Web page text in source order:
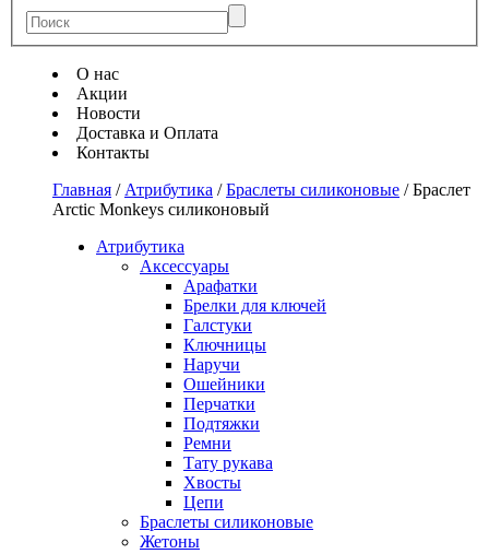
О нас
Акции
Новости
Доставка и Оплата
Контакты
Главная / Атрибутика /Браслеты силиконовые /Браслет
Arctic Monkeys силиконовый
Атрибутика
Аксессуары
Арафатки
Брелки для ключей
Галстуки
Ключницы
Наручи
Ошейники
Перчатки
Подтяжки
Ремни
Тату рукава
Хвосты
Цепи
Браслеты силиконовые
Жетоны